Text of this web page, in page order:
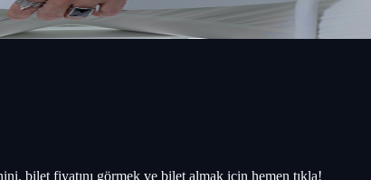
bilet fiyatını görmek ve bilet almak için hemen tıkla!